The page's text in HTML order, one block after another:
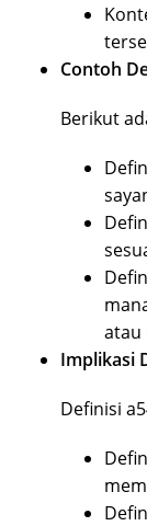
Contoh
Berikut
atau
Implikasi
Definisi